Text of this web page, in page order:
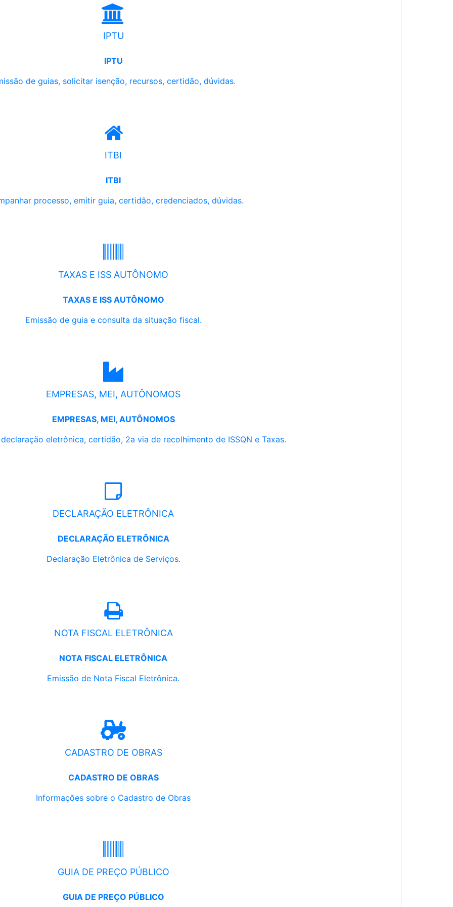
IPTU
IPTU
de guias, solicitar isenção, recursos, certidão, dúvidas.
ITBI
ITBI
processo, emitir guia, certidão, credenciados, dúvidas.
TAXAS E ISS AUTÔNOMO
TAXAS E ISS AUTÔNOMO
Emissão de guia e consulta da situação fiscal.
EMPRESAS, MEI, AUTÔNOMOS
EMPRESAS, MEI, AUTÔNOMOS
eletrônica, certidão, 2a via de recolhimento de ISSQN e Taxas.
DECLARAÇÃO ELETRÔNICA
DECLARAÇÃO ELETRÔNICA
Declaração Eletrônica de Serviços.
NOTA FISCAL ELETRÔNICA
NOTA FISCAL ELETRÔNICA
Emissão de Nota Fiscal Eletrônica.
CADASTRO DE OBRAS
CADASTRO DE OBRAS
Informações sobre o Cadastro de Obras
GUIA DE PREÇO PÚBLICO
GUIA DE PREÇO PÚBLICO